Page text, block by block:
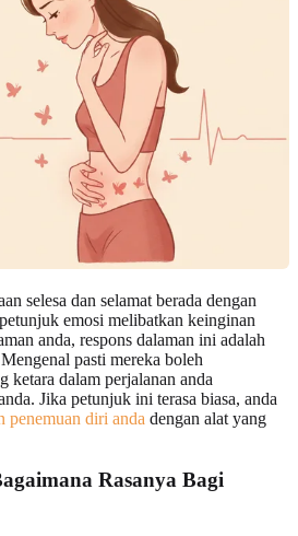
selesa dan selamat berada dengan
emosi melibatkan keinginan
anda, respons dalaman ini adalah
pasti mereka boleh
ketara dalam perjalanan anda
Jika petunjuk ini terasa biasa, anda
penemuan diri anda dengan alat yang
Rasanya Bagi